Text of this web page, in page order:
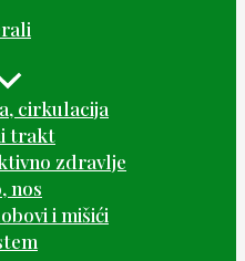
cirkulacija
trakt
zdravlje
nos
i mišići